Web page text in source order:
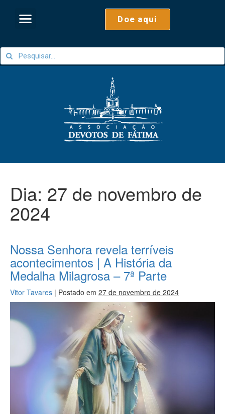
Doe aqui
Dia: 27 de novembro de
2024
Nossa Senhora revela terríveis
acontecimentos | A História da
Medalha Milagrosa – 7ª Parte
Vitor Tavares | Postado em 27 de novembro de 2024